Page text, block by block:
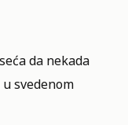
da nekada
svedenom